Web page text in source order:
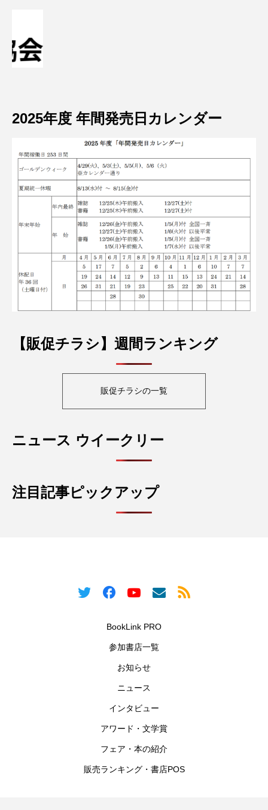
2025年度 年間発売日カレンダー
【販促チラシ】週間ランキング
販促チラシの一覧
ニュース ウイークリー
注目記事ピックアップ
BookLink PRO
参加書店一覧
お知らせ
ニュース
インタビュー
アワード・文学賞
フェア・本の紹介
販売ランキング・書店POS